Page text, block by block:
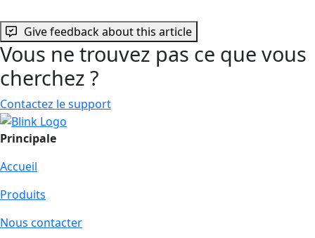
Give feedback about this article
Vous ne trouvez pas ce que vous
cherchez ?
Contactez le support
Principale
Accueil
Produits
Nous contacter